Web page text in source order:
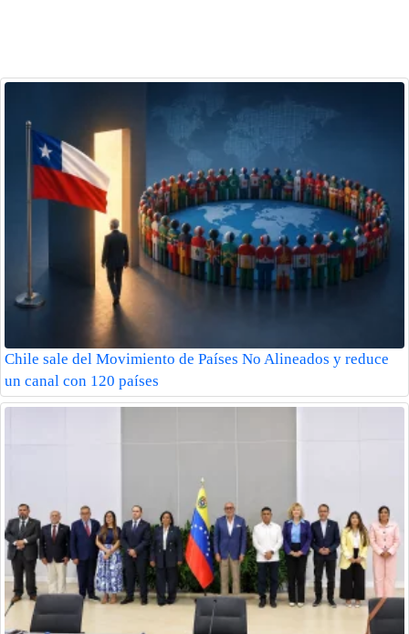
Chile sale del Movimiento de Países No Alineados y reduce
un canal con 120 países